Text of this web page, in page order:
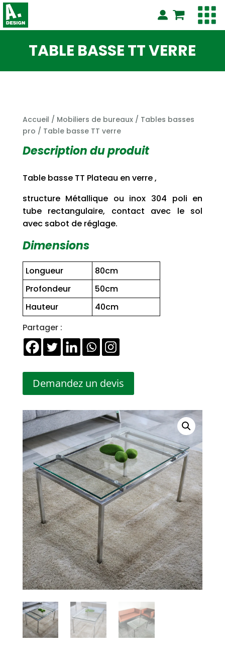
TABLE BASSE TT VERRE
Accueil / Mobiliers de bureaux/ Tables basses
pro / Table basse TT verre
Description du produit
Table basse TT Plateau en verre ,
structure Métallique ou inox 304 poli en
tube rectangulaire, contact avec le sol
avec sabot de réglage.
Dimensions
Longueur
80cm
Profondeur
50cm
Hauteur
40cm
Partager :
Demandez un devis